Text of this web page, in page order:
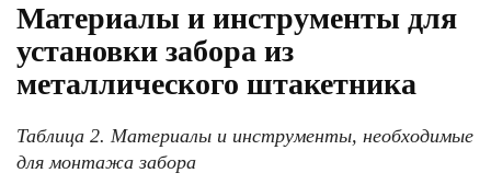
Материалы и инструменты для
установки забора из
металлического штакетника
Таблица 2. Материалы и инструменты, необходимые
для монтажа забора